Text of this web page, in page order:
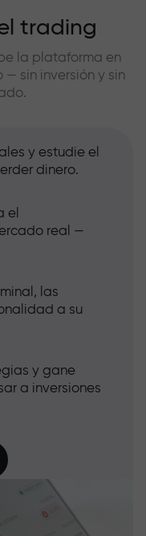
trading
la plataforma en
sin inversión y sin
y estudie el
dinero.
el
real —
las
a su
y gane
a inversiones